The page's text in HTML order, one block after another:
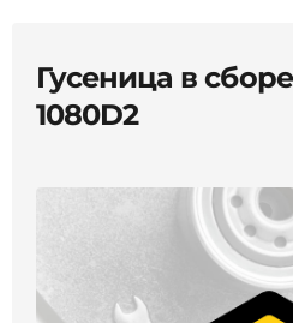
Гусеница в
1080D2